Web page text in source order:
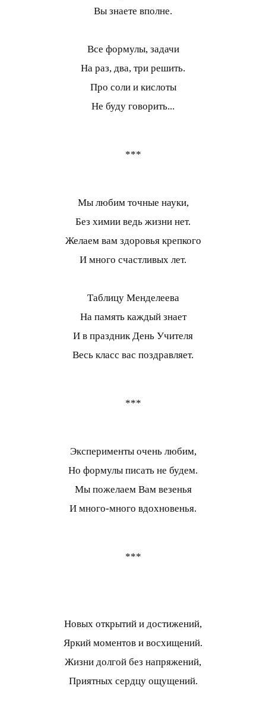
Вы знаете вполне.
Все формулы, задачи
На раз, два, три решить.
Про соли и кислоты
Не буду говорить...
***
Мы любим точные науки,
Без химии ведь жизни нет.
Желаем вам здоровья крепкого
И много счастливых лет.
Таблицу Менделеева
На память каждый знает
И в праздник День Учителя
Весь класс вас поздравляет.
***
Эксперименты очень любим,
Но формулы писать не будем.
Мы пожелаем Вам везенья
И много-много вдохновенья.
***
Новых открытий и достижений,
Яркий моментов и восхищений.
Жизни долгой без напряжений,
Приятных сердцу ощущений.